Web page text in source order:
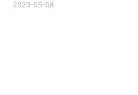
2023-05-08